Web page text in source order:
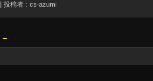
投稿者 : cs-azumi
→